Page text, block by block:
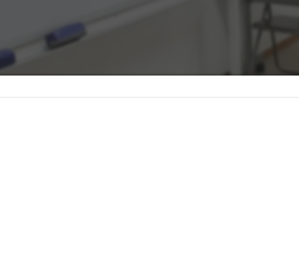
集団授業コース